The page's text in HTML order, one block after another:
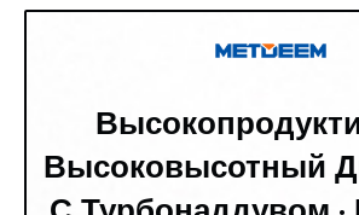
Высоковысотный